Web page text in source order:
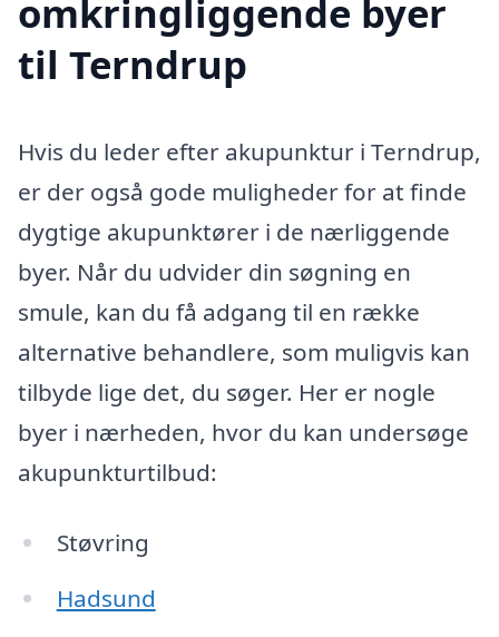
omkringliggende byer
til Terndrup
Hvis du leder efter akupunktur i Terndrup,
er der også gode muligheder for at finde
dygtige akupunktører i de nærliggende
byer. Når du udvider din søgning en
smule, kan du få adgang til en række
alternative behandlere, som muligvis kan
tilbyde lige det, du søger. Her er nogle
byer i nærheden, hvor du kan undersøge
akupunkturtilbud:
Støvring
Hadsund